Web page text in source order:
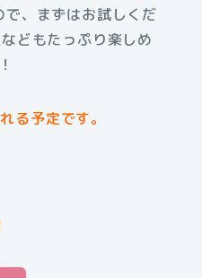
、まずはお試しくだ
どもたっぷり楽しめ
る予定です。